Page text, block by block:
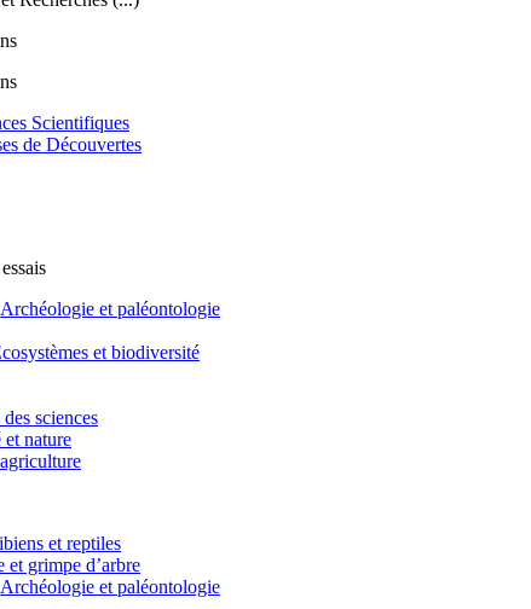
Scientifiques
de Découvertes
Archéologie et paléontologie
et biodiversité
sciences
nature
et reptiles
et grimpe d’arbre
Archéologie et paléontologie